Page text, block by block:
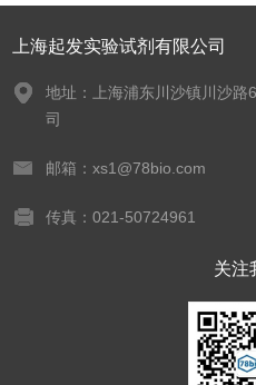
上海起发实验试剂有限公司
地址：上海浦东川沙镇川沙路
司
邮箱：xs1@78bio.com
传真：021-50724961
关注